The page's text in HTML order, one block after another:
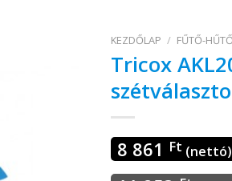
KEZDŐLAP / FŰTŐ-
Tricox
8 861 Ft (nettó)